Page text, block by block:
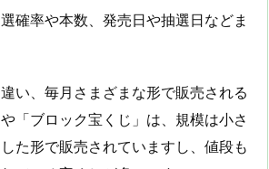
確率や本数、発売日や抽選日などま
い、毎月さまざまな形で販売される
「ブロック宝くじ」は、規模は小さ
た形で販売されていますし、値段も